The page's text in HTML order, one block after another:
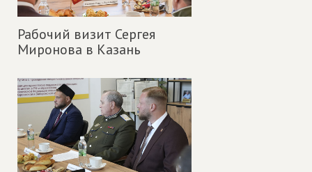
Рабочий визит Сергея
Миронова в Казань